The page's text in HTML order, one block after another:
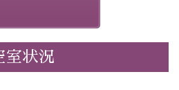
意
ティをご用意
室状況